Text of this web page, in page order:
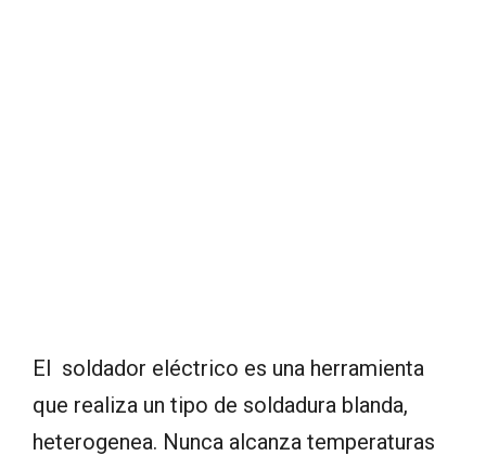
El soldador eléctrico es una herramienta
que realiza un tipo de soldadura blanda,
heterogenea. Nunca alcanza temperaturas